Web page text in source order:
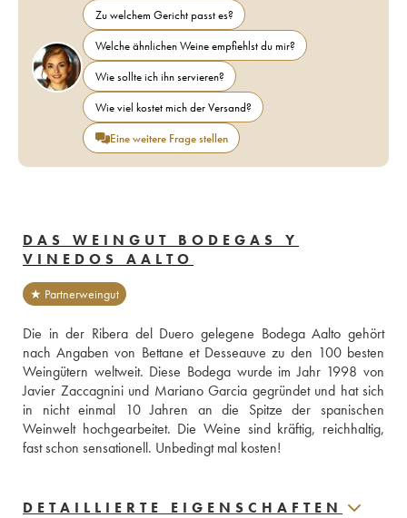
Zu welchem Gericht passt es?
Welche ähnlichen Weine empfiehlst du mir?
Wie sollte ich ihn servieren?
Wie viel kostet mich der Versand?
Eine weitere Frage stellen
DAS WEINGUT BODEGAS Y
VINEDOS AALTO
★ Partnerweingut
Die in der Ribera del Duero gelegene Bodega Aalto gehört
nach Angaben von Bettane et Desseauve zu den 100 besten
Weingütern weltweit. Diese Bodega wurde im Jahr 1998 von
Javier Zaccagnini und Mariano Garcia gegründet und hat sich
in nicht einmal 10 Jahren an die Spitze der spanischen
Weinwelt hochgearbeitet. Die Weine sind kräftig, reichhaltig,
fast schon sensationell. Unbedingt mal kosten!
DETAILLIERTE EIGENSCHAFTEN